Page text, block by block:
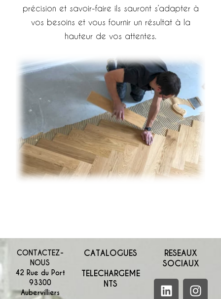
précision et savoir-faire ils sauront s’adapter à
vos besoins et vous fournir un résultat à la
hauteur de vos attentes.
CONTACTEZ-
NOUS
42 Rue du Port
93300
Aubervilliers
CATALOGUES
TELECHARGEME
NTS
RESEAUX
SOCIAUX